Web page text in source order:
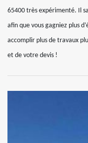
65400 très expérimenté. Il
afin que vous gagniez plus
accomplir plus de travaux
et de votre devis !